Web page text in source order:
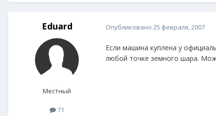
Eduard
Местный
71
Опубликовано 25 февраля, 2007
Если машина куплена у
любой точке земного шара.